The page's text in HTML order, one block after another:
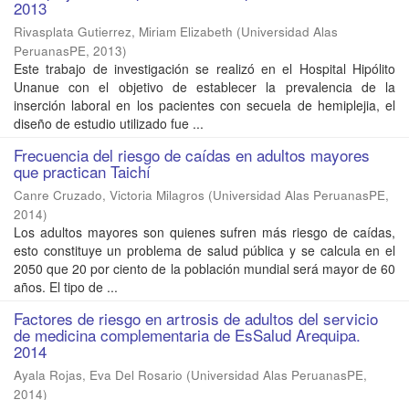
2013
Rivasplata Gutierrez, Miriam Elizabeth (Universidad Alas
PeruanasPE, 2013)
Este trabajo de investigación se realizó en el Hospital Hipólito
Unanue con el objetivo de establecer la prevalencia de la
inserción laboral en los pacientes con secuela de hemiplejia, el
diseño de estudio utilizado fue ...
Frecuencia del riesgo de caídas en adultos mayores
que practican Taichí
Canre Cruzado, Victoria Milagros (Universidad Alas PeruanasPE,
2014)
Los adultos mayores son quienes sufren más riesgo de caídas,
esto constituye un problema de salud pública y se calcula en el
2050 que 20 por ciento de la población mundial será mayor de 60
años. El tipo de ...
Factores de riesgo en artrosis de adultos del servicio
de medicina complementaria de EsSalud Arequipa.
2014
Ayala Rojas, Eva Del Rosario (Universidad Alas PeruanasPE,
2014)